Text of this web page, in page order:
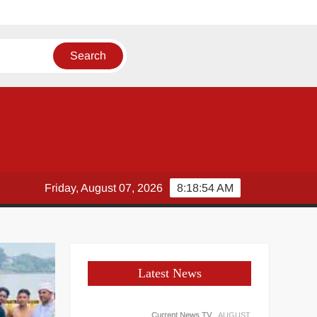
8:18:54 AM
Friday, August 07, 2026
Latest News
Current News TV
AUGUST